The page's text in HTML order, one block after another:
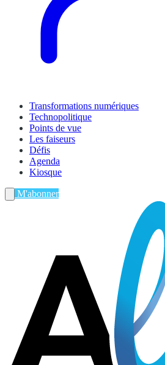
Transformations numériques
Technopolitique
Points de vue
Les faiseurs
Défis
Agenda
Kiosque
M'abonner